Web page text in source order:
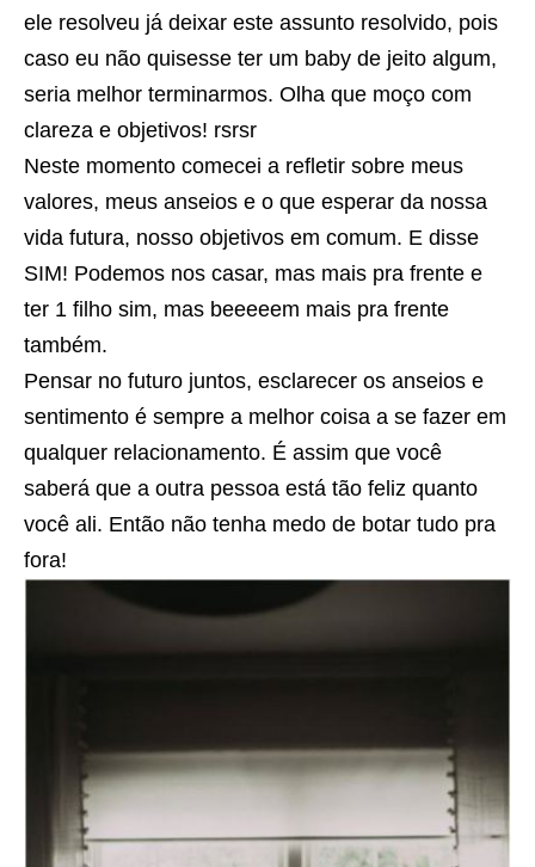
ele resolveu já deixar este assunto resolvido, pois
caso eu não quisesse ter um baby de jeito algum,
seria melhor terminarmos. Olha que moço com
clareza e objetivos! rsrsr
Neste momento comecei a refletir sobre meus
valores, meus anseios e o que esperar da nossa
vida futura, nosso objetivos em comum. E disse
SIM! Podemos nos casar, mas mais pra frente e
ter 1 filho sim, mas beeeeem mais pra frente
também.
Pensar no futuro juntos, esclarecer os anseios e
sentimento é sempre a melhor coisa a se fazer em
qualquer relacionamento. É assim que você
saberá que a outra pessoa está tão feliz quanto
você ali. Então não tenha medo de botar tudo pra
fora!